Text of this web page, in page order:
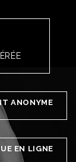
ANONYME
EN LIGNE